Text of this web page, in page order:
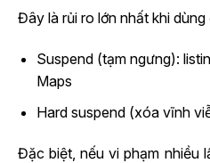
Đây là rủi ro lớn nhất khi
Suspend (tạm ngưng):
Maps
Hard suspend (xóa vĩnh
Đặc biệt, nếu vi phạm nhiều